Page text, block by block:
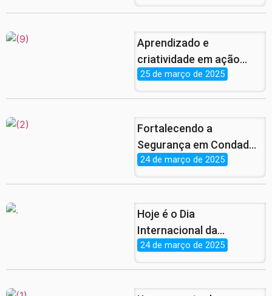
Aprendizado e
criatividade em ação
com a Juventude
25 de março de 2025
Fortalecendo a
Segurança em Condado:
Encontro com a Guarda
24 de março de 2025
Hoje é o Dia
Internacional da
Síndrome de Down!
24 de março de 2025